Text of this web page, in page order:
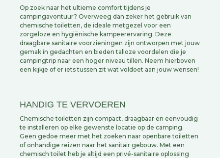
Op zoek naar het ultieme comfort tijdens je
campingavontuur? Overweeg dan zeker het gebruik van
chemische toiletten, de ideale metgezel voor een
zorgeloze en hygiënische kampeerervaring. Deze
draagbare sanitaire voorzieningen zijn ontworpen met jouw
gemak in gedachten en bieden talloze voordelen die je
campingtrip naar een hoger niveau tillen. Neem hierboven
een kijkje of er iets tussen zit wat voldoet aan jouw wensen!
HANDIG TE VERVOEREN
Chemische toiletten zijn compact, draagbaar en eenvoudig
te installeren op elke gewenste locatie op de camping.
Geen gedoe meer met het zoeken naar openbare toiletten
of onhandige reizen naar het sanitair gebouw. Met een
chemisch toilet heb je altijd een privé-sanitaire oplossing